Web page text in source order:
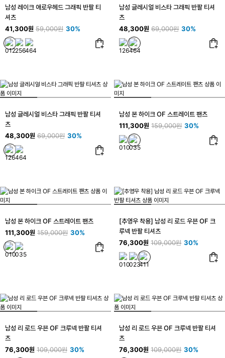
남성 레이크 애로우헤드 그래픽 반팔 티
셔츠
41,300원 59,000원 30%
남성 글레시얼 비스타 그래픽 반팔 티셔
츠
48,300원 69,000원 30%
남성 글레시얼 비스타 그래픽 반팔 티셔
츠
48,300원 69,000원 30%
남성 본 하이크 OF 스트레이트 팬츠
111,300원 159,000원 30%
남성 본 하이크 OF 스트레이트 팬츠
111,300원 159,000원 30%
[추영우 착용] 남성 리 로드 우븐 OF 크
루넥 반팔 티셔츠
76,300원 109,000원 30%
남성 리 로드 우븐 OF 크루넥 반팔 티셔
츠
76,300원 109,000원 30%
남성 리 로드 우븐 OF 크루넥 반팔 티셔
츠
76,300원 109,000원 30%